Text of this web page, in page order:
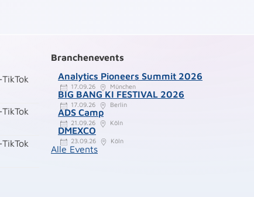
Branchenevents
Analytics Pioneers Summit 2026
17.09.26 München
BIG BANG KI FESTIVAL 2026
17.09.26 Berlin
ADS Camp
21.09.26 Köln
DMEXCO
23.09.26 Köln
Alle Events